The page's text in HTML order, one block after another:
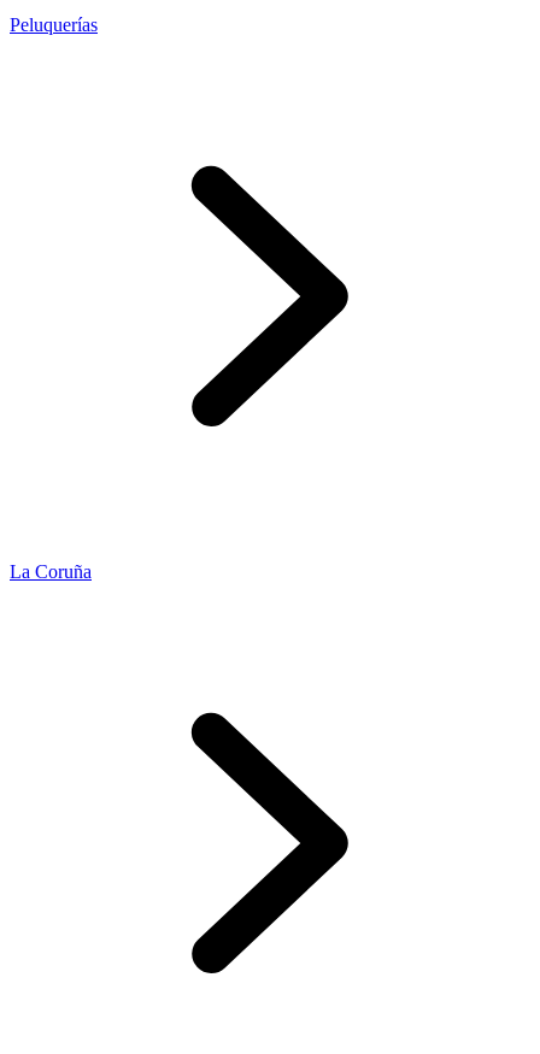
Peluquerías
La Coruña